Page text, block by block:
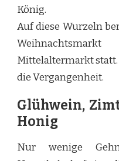
König.
Auf diese Wurzeln
Mittelaltermarkt
die Vergangenheit.
Glühwein,
Honig
Nur wenige